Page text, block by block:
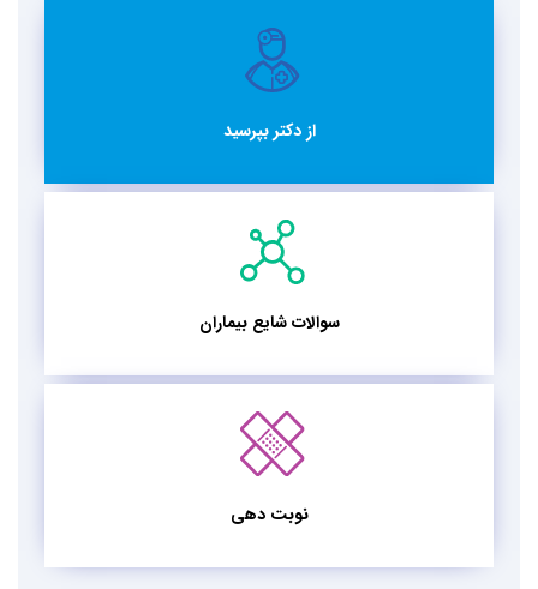
از دکتر بپرسید
سوالات شایع بیماران
نوبت دهی